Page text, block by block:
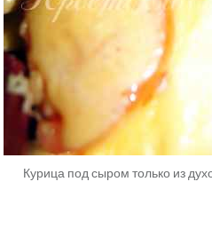
Курица под сыром только из